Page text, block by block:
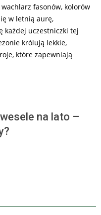
fasonów, kolorów
w letnią aurę,
każdej uczestniczki tej
królują lekkie,
które zapewniają
na lato –